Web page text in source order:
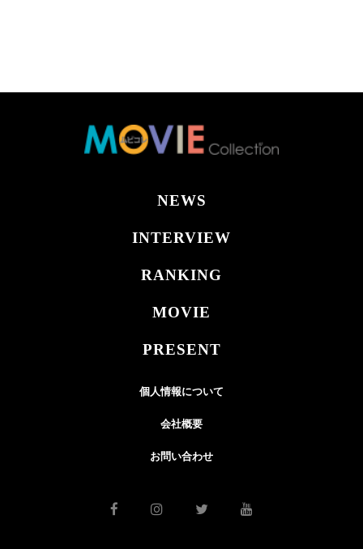
NEWS
INTERVIEW
RANKING
MOVIE
PRESENT
個人情報について
会社概要
お問い合わせ